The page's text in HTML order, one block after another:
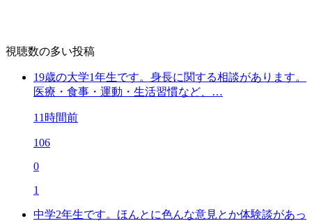
視聴数の多い投稿
19歳の大学1年生です。身長に関する相談があります。
医療・食事・運動・生活習慣など、…
11時間前
106
0
1
中学2年生です。ほんとに色んな意見とか体験談があっ